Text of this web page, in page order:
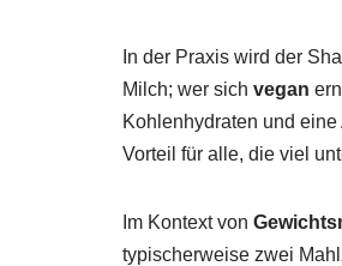
In der Praxis wird der
Milch; wer sich vegan
Kohlenhydraten und
Vorteil für alle, die viel
Im Kontext von
typischerweise zwei